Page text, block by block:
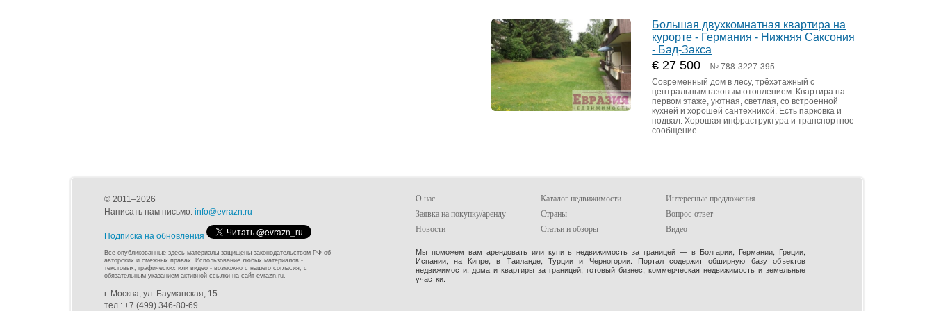
Большая двухкомнатная квартира на
курорте - Германия - Нижняя Саксония
- Бад-Закса
€ 27 500 № 788-3227-395
Современный дом в лесу, трёхэтажный с
центральным газовым отоплением. Квартира на
первом этаже, уютная, светлая, со встроенной
кухней и хорошей сантехникой. Есть парковка и
подвал. Хорошая инфраструктура и транспортное
сообщение.
© 2011–2026
Написать нам письмо: info@evrazn.ru
Подписка на обновления
Все опубликованные здесь материалы защищены законодательством РФ об
авторских и смежных правах. Использование любых материалов -
текстовых, графических или видео - возможно с нашего согласия, с
обязательным указанием активной ссылки на сайт evrazn.ru.
г. Москва, ул. Бауманская, 15
тел.: +7 (499) 346-80-69
О нас Каталог недвижимости
Интересные предложения
Заявка на покупку/аренду
Страны
Вопрос-ответ
Новости
Статьи и обзоры Видео
Мы поможем вам арендовать или купить недвижимость за границей — в Болгарии, Германии, Греции,
Испании, на Кипре, в Таиланде, Турции и Черногории. Портал содержит обширную базу объектов
недвижимости: дома и квартиры за границей, готовый бизнес, коммерческая недвижимость и земельные
участки.